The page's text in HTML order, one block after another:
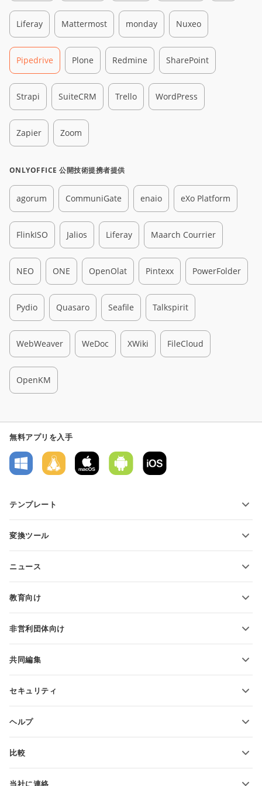
Liferay Mattermost monday Nuxeo
Pipedrive Plone Redmine SharePoint
Strapi SuiteCRM Trello WordPress
Zapier Zoom
ONLYOFFICE 公開技術提携者提供
agorum CommuniGate enaio eXo Platform
FlinkISO Jalios Liferay Maarch Courrier
NEO ONE OpenOlat Pintexx PowerFolder
Pydio Quasaro Seafile Talkspirit
WebWeaver WeDoc XWiki FileCloud
OpenKM
無料アプリを入手
テンプレート
テキスト文書テンプレート
変換ツール
スプレッドシートの変換
PDFの変換
ニュース
教育向け
教育関係者向け
非営利団体向け
無料アカウントをリクエスト
共同編集
翻訳者向け
セキュリティ
ヘルプ
ヘルプ・センター
比較
当社に連絡